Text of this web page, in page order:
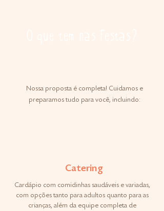
Nossa proposta é completa! Cuidamos e
preparamos tudo para você, incluindo:
Catering
Cardápio com comidinhas saudáveis e variadas,
com opções tanto para adultos quanto para as
crianças, além da equipe completa de